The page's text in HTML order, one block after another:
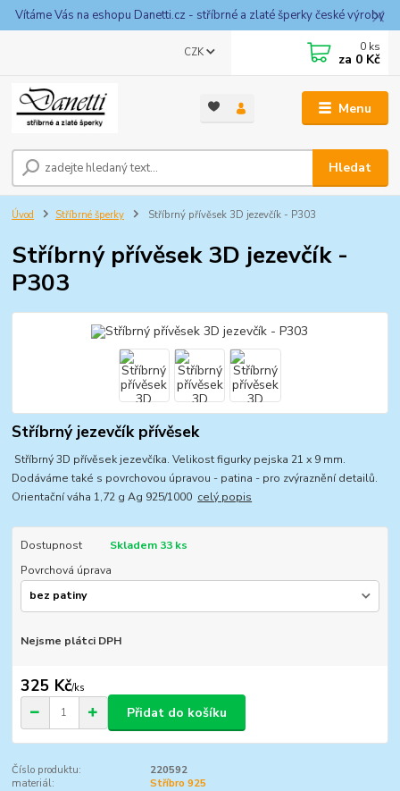
Vítáme Vás na eshopu Danetti.cz - stříbrné a zlaté šperky české výroby
Menu
CZK
Hledat
0 ks
za 0 Kč
Úvod Stříbrné šperky Stříbrný přívěsek 3D jezevčík - P303
Stříbrný přívěsek 3D jezevčík -
P303
Stříbrný jezevčík přívěsek
Stříbrný 3D přívěsek jezevčíka. Velikost figurky pejska 21 x 9 mm.
Dodáváme také s povrchovou úpravou - patina - pro zvýraznění detailů.
Orientační váha 1,72 g Ag 925/1000 celý popis
Dostupnost
Skladem 33 ks
Povrchová úprava
Nejsme plátci DPH
325 Kč/ks
Přidat do košíku
Číslo produktu:
220592
materiál:
Stříbro 925